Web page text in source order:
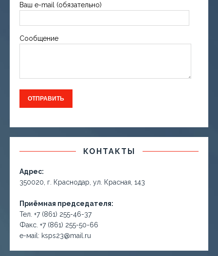
Ваш e-mail (обязательно)
Сообщение
КОНТАКТЫ
Адрес:
350020, г. Краснодар, ул. Красная, 143
Приёмная председателя:
Тел. +7 (861) 255-46-37
Факс. +7 (861) 255-50-66
е-маil: ksps23@mail.ru